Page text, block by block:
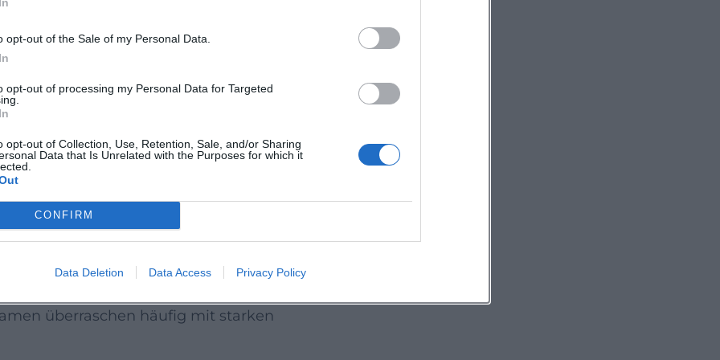
opt-out of the Sale of my Personal Data.
opt-out of processing my Personal Data for Targeted
opt-out of Collection, Use, Retention, Sale, and/or Sharing
Data that Is Unrelated with the Purposes for which it
CONFIRM
Data Deletion Data Access Privacy Policy
theatraler Aura – geeignet für
der Innenstadt sind kurz, sodass vor
entstehen.
sich frühzeitige Organisation:
sind schnell belegt; rechtzeitige
Ein kurzer Fußweg durch die
im Kurpark, Einkehr in der Innenstadt
Abend ab.
überraschen häufig mit starken